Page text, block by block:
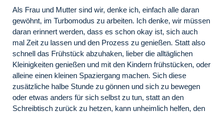
Als Frau und Mutter sind wir, denke ich, einfach alle daran
gewöhnt, im Turbomodus zu arbeiten. Ich denke, wir müssen
daran erinnert werden, dass es schon okay ist, sich auch
mal Zeit zu lassen und den Prozess zu genießen. Statt also
schnell das Frühstück abzuhaken, lieber die alltäglichen
Kleinigkeiten genießen und mit den Kindern frühstücken, oder
alleine einen kleinen Spaziergang machen. Sich diese
zusätzliche halbe Stunde zu gönnen und sich zu bewegen
oder etwas anders für sich selbst zu tun, statt an den
Schreibtisch zurück zu hetzen, kann unheimlich helfen, den